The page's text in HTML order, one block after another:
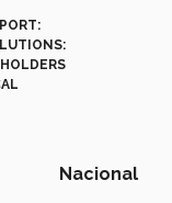
Nacional